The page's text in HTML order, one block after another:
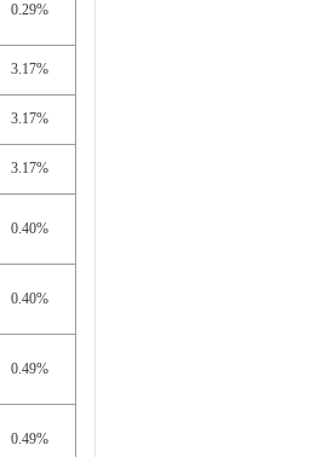
0.29%
3.17%
3.17%
3.17%
0.40%
0.40%
0.49%
0.49%